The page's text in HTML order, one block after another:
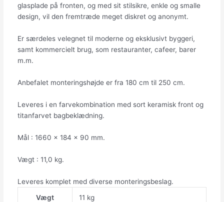
glasplade på fronten, og med sit stilsikre, enkle og smalle
design, vil den fremtræde meget diskret og anonymt.
Er særdeles velegnet til moderne og eksklusivt byggeri,
samt kommercielt brug, som restauranter, cafeer, barer
m.m.
Anbefalet monteringshøjde er fra 180 cm til 250 cm.
Leveres i en farvekombination med sort keramisk front og
titanfarvet bagbeklædning.
Mål : 1660 x 184 x 90 mm.
Vægt : 11,0 kg.
Leveres komplet med diverse monteringsbeslag.
Vægt
11 kg